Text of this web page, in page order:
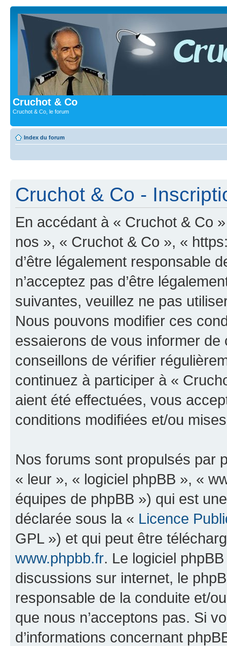
Cruchot & Co
Cruchot & Co, le forum
Index du forum
Cruchot & Co -
En accédant à « Cruchot & Co
nos », « Cruchot & Co », «
d’être légalement responsable
n’acceptez pas d’être
suivantes, veuillez ne pas
Nous pouvons modifier ces
essaierons de vous informer
conseillons de vérifier
continuez à participer à «
aient été effectuées, vous
conditions modifiées et/ou
Nos forums sont propulsés par
« leur », « logiciel phpBB », «
équipes de phpBB ») qui est
déclarée sous la « Licence
GPL ») et qui peut être
www.phpbb.fr. Le logiciel
discussions sur internet, le
responsable de la conduite et/
que nous n’acceptons pas. Si
d’informations concernant